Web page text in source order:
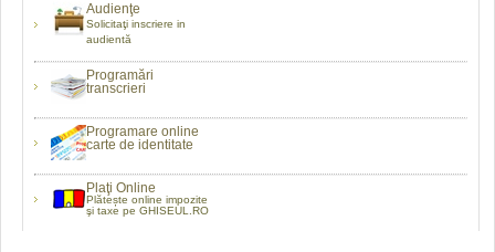
Audienţe
Solicitaţi inscriere in
audientă
Programări
transcrieri
Programare online
carte de identitate
Plaţi Online
Plătește online impozite
şi taxe pe GHISEUL.RO